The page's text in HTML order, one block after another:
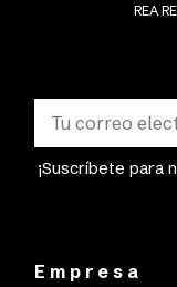
¡Suscríbete para
REA
Empresa